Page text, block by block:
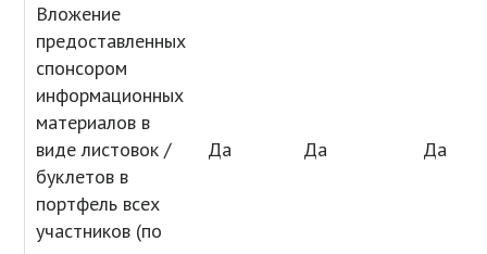
Вложение
предоставленных
спонсором
информационных
материалов в
виде листовок /
буклетов в
портфель всех
участников (по
Да Да Да